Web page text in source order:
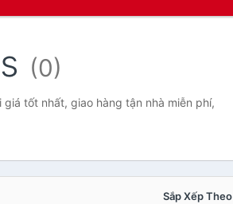
(0)
tốt nhất, giao hàng tận nhà miễn phí,
Sắp Xếp Theo